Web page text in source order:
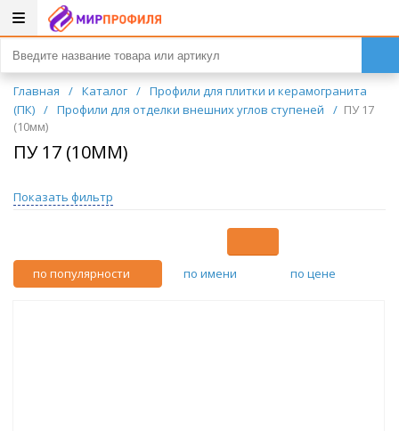
Главная / Каталог / Профили для плитки и керамогранита
(ПК) / Профили для отделки внешних углов ступеней / ПУ 17
(10мм)
ПУ 17 (10ММ)
Показать фильтр
по популярности по имени по цене